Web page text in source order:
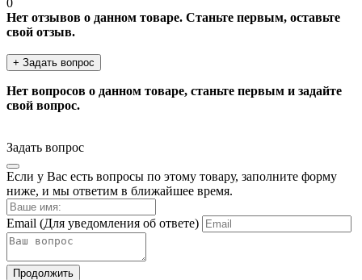
Нет отзывов о данном товаре. Станьте первым, оставьте
свой отзыв.
+ Задать вопрос
Нет вопросов о данном товаре, станьте первым и задайте
свой вопрос.
Задать вопрос
Если у Вас есть вопросы по этому товару, заполните форму
ниже, и мы ответим в ближайшее время.
Email (Для уведомления об ответе)
Продолжить